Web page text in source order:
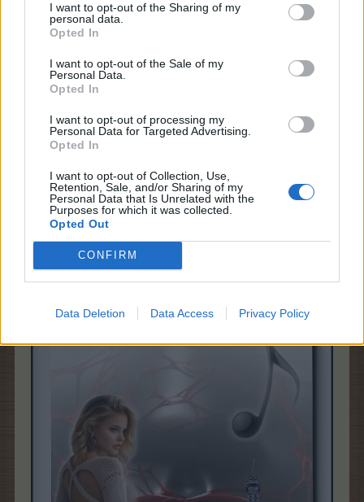
I want to opt-out of the Sharing of my
personal data.
Opted In
I want to opt-out of the Sale of my
Personal Data.
Opted In
I want to opt-out of processing my
Personal Data for Targeted Advertising.
Opted In
I want to opt-out of Collection, Use,
Retention, Sale, and/or Sharing of my
Personal Data that Is Unrelated with the
Purposes for which it was collected.
Opted Out
CONFIRM
Data Deletion Data Access Privacy Policy
cricri53250